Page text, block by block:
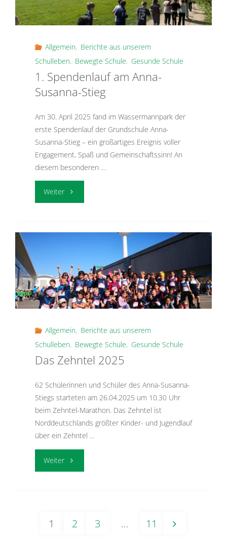
Allgemein, Berichte aus unserem
Schulleben, Bewegte Schule, Gesunde Schule
1. Spendenlauf am Anna-
Susanna-Stieg
Am 30. April 2025 fand im Wassermannpark der
erste Spendenlauf der Grundschule Anna-
Susanna-Stieg – ein großartiges Ereignis voller
Engagement, Spaß und Gemeinschaftssinn! An
diesem besonderen …
Weiter"1.
am
Susanna-
Stieg"
Allgemein, Berichte aus unserem
Schulleben, Bewegte Schule, Gesunde Schule
Das Zehntel 2025
62 Schülerinnen und Schüler des Anna-Susanna-
Stiegs starteten am 26.04.2025 um 10.30 Uhr
beim Zehntel-Marathon. Das Zehntel ist
Norddeutschlands größter Kinder- und Jugendlauf
über ein Zehntel …
Weiter"Das
1 2 3 … 11